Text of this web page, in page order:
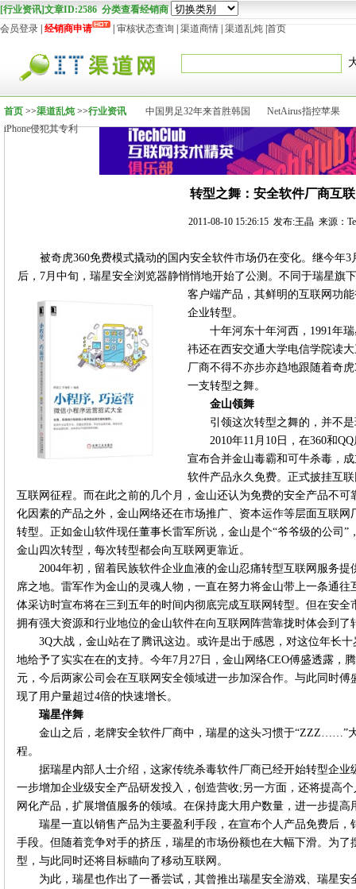
[行业资讯]文章ID:2586 分类查看经销商
会员登录 经销商申请 审核状态查询 渠道商情 渠道乱炖 首页
首页 >>渠道乱炖>>行业资讯 中国男足32年来首胜韩国
NetAirus指控苹果
iPhone侵犯其专利
转型之舞：安全软件厂商互
2011-08-10 15:26:15 发布:王晶 来源：
被奇虎360免费模式撬动的国内安全软件市场仍在变化。继今年
后，7月中旬，瑞星安全浏览器静悄悄地开始了公测。不同于瑞星旗
客户端产品，其鲜明的互联网功
企业转型。
十年河东十年河西，1991年
祎还在西安交通大学电信学院读
厂商不得不亦步亦趋地跟随着奇
一支转型之舞。
金山领舞
引领这次转型之舞的，并不
2010年11月10日，在360和
宣布合并金山毒霸和可牛杀毒，
软件产品永久免费。正式披挂互
互联网征程。而在此之前的几个月，金山还认为免费的安全产品不
化因素的产品之外，金山网络还在市场推广、资本运作等层面互联
转型。正如金山软件现任董事长雷军所说，金山是个“爷爷级的公司”
金山四次转型，每次转型都会向互联网更靠近。
2004年初，留着民族软件企业血液的金山忍痛转型互联网服务
席之地。雷军作为金山的灵魂人物，一直在努力将金山带上一条通
体采访时宣布将在三到五年的时间内彻底完成互联网转型。但在安
拥有强大资源和行业地位的金山软件在向互联网阵营靠拢时体会到了
3Q大战，金山站在了腾讯这边。或许是出于感恩，对这位年长
地给予了实实在在的支持。今年7月27日，金山网络CEO傅盛透露，
元，今后两家公司会在互联网安全领域进一步加深合作。与此同时
现了用户量超过4倍的快速增长。
瑞星伴舞
金山之后，老牌安全软件厂商中，瑞星的这头习惯于“ZZZ……”
程。
据瑞星内部人士介绍，这家传统杀毒软件厂商已经开始转型企
一步增加企业级安全产品研发投入，创造营收;另一方面，还将提高
网化产品，扩展增值服务的领域。在保持庞大用户数量，进一步提
瑞星一直以销售产品为主要盈利手段，在宣布个人产品免费后
手段。但随着竞争对手的挤压，瑞星的市场份额也在大幅下滑。为
型，与此同时还将目标瞄向了移动互联网。
为此，瑞星也作出了一番尝试，其曾推出瑞星安全游戏、瑞星